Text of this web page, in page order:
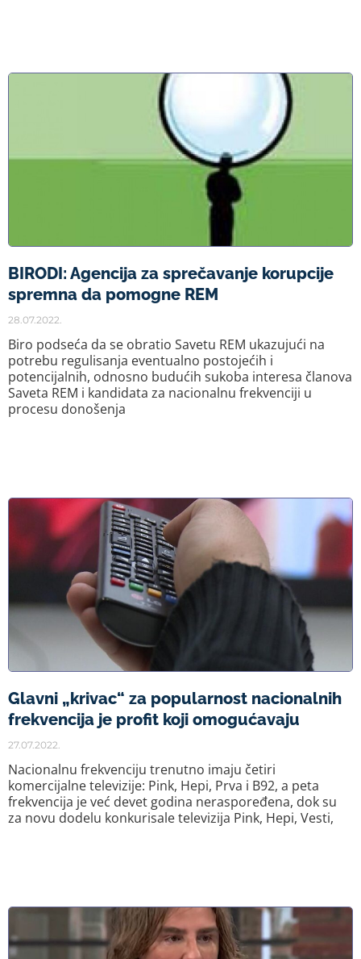
BIRODI: Agencija za sprečavanje korupcije
spremna da pomogne REM
28.07.2022.
Biro podseća da se obratio Savetu REM ukazujući na
potrebu regulisanja eventualno postojećih i
potencijalnih, odnosno budućih sukoba interesa članova
Saveta REM i kandidata za nacionalnu frekvenciji u
procesu donošenja
Glavni „krivac“ za popularnost nacionalnih
frekvencija je profit koji omogućavaju
27.07.2022.
Nacionalnu frekvenciju trenutno imaju četiri
komercijalne televizije: Pink, Hepi, Prva i B92, a peta
frekvencija je već devet godina neraspoređena, dok su
za novu dodelu konkurisale televizija Pink, Hepi, Vesti,